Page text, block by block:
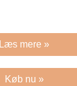
Læs mere »
Køb nu »